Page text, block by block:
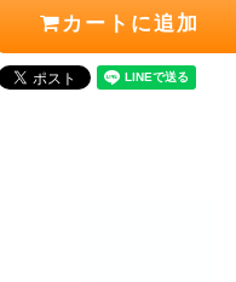
カートに追加